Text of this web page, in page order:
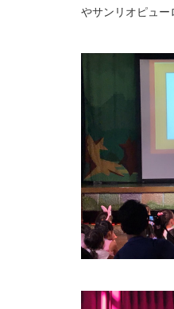
やサンリオピュー